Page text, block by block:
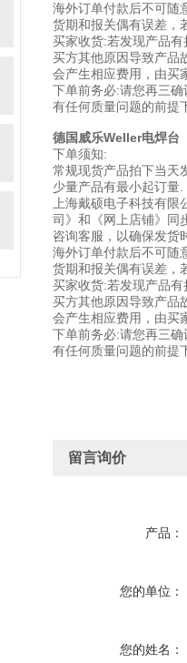
海外订单付款后不可随
货期和报关偶有误差，
买家收货:若发现产品
买方其他原因导致产品
会产生相应费用，由买
下单前务必:请您再三
有任何质量问题的前提
德国威乐Weller电焊台
下单须知:
常规现货产品拍下当天
少量产品有最小起订量.
上海戴硕电子科技有
司》和《网上店铺》同
咨询客服，以确保发货
海外订单付款后不可随
货期和报关偶有误差，
买家收货:若发现产品
买方其他原因导致产品
会产生相应费用，由买
下单前务必:请您再三
有任何质量问题的前提
留言询价
产品：
您的单位：
您的姓名：